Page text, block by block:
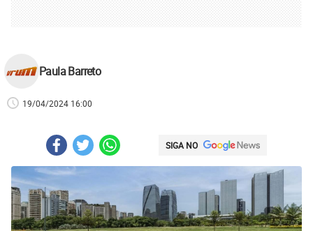
Paula Barreto
19/04/2024 16:00
SIGA NO